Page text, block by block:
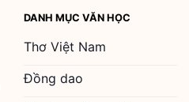
DANH MỤC VĂN HỌC
Thơ Việt Nam
Đồng dao